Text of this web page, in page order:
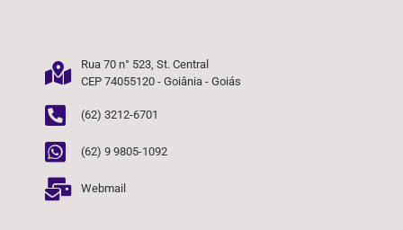
Rua 70 n° 523, St. Central
CEP 74055120 - Goiânia - Goiás
(62) 3212-6701
(62) 9 9805-1092
Webmail